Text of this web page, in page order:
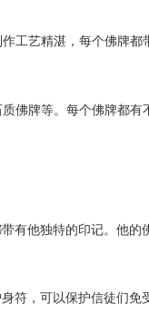
工艺精湛，每个佛牌都
佛牌等。每个佛牌都有
有他独特的印记。他的
符，可以保护信徒们免